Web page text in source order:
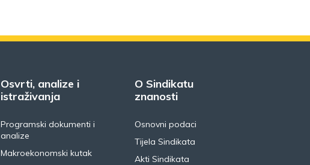
Osvrti, analize i
istraživanja
Programski dokumenti i
analize
Makroekonomski kutak
O Sindikatu
znanosti
Osnovni podaci
Tijela Sindikata
Akti Sindikata